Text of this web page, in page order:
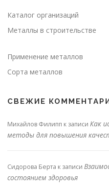
Каталог организаций
Металлы в строительстве
Применение металлов
Сорта металлов
СВЕЖИЕ
Михайлов Филипп к записи Как
методы для повышения
Сидорова Берта к записи
состоянием здоровья